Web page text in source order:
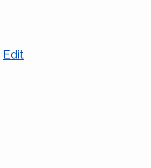
Edit